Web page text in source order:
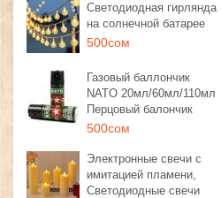
Светодиодная гирлянда
на солнечной батарее
500сом
Газовый баллончик
NATO 20мл/60мл/110мл
Перцовый балончик
500сом
Электронные свечи с
имитацией пламени,
Светодиодные свечи